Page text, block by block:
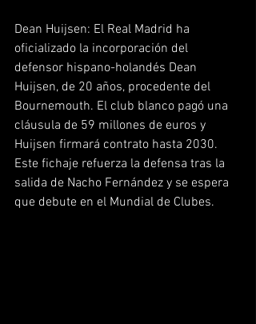
Dean Huijsen: El Real Madrid ha
oficializado la incorporación del
defensor hispano-holandés Dean
Huijsen, de 20 años, procedente del
Bournemouth. El club blanco pagó una
cláusula de 59 millones de euros y
Huijsen firmará contrato hasta 2030.
Este fichaje refuerza la defensa tras la
salida de Nacho Fernández y se espera
que debute en el Mundial de Clubes.